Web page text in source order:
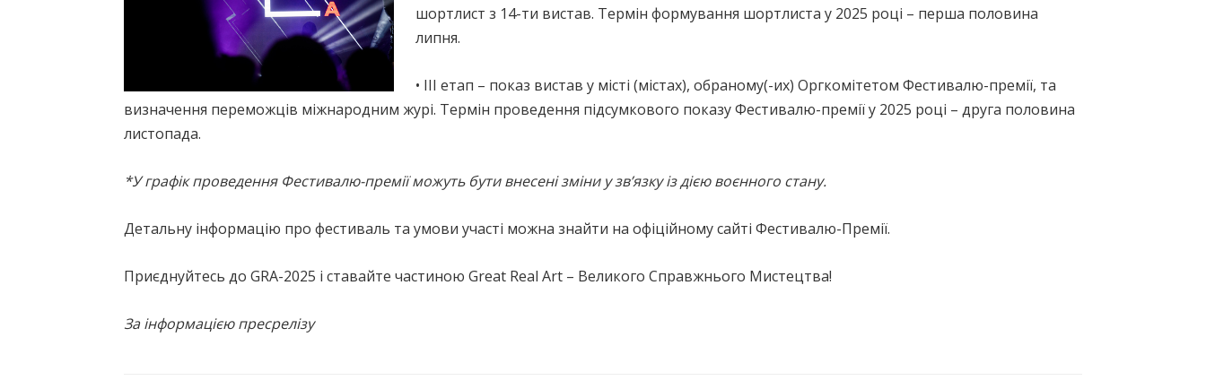
шортлист з 14-ти вистав. Термін формування шортлиста у 2025 році – перша половина
липня.
• ІІІ етап – показ вистав у місті (містах), обраному(-их) Оргкомітетом Фестивалю-премії, та
визначення переможців міжнародним журі. Термін проведення підсумкового показу Фестивалю-премії у 2025 році – друга половина
листопада.
*У графік проведення Фестивалю-премії можуть бути внесені зміни у зв’язку із дією воєнного стану.
Детальну інформацію про фестиваль та умови участі можна знайти на офіційному сайті Фестивалю-Премії.
Приєднуйтесь до GRA-2025 і ставайте частиною Great Real Art – Великого Справжнього Мистецтва!
За інформацією пресрелізу